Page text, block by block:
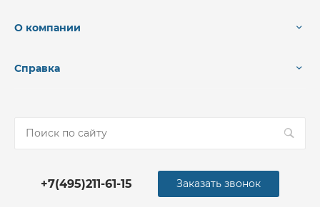
О компании
Справка
+7(495)211-61-15 Заказать звонок